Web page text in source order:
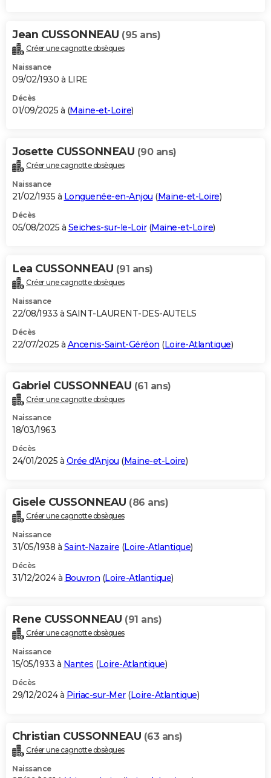
Jean CUSSONNEAU (95 ans)
Créer une cagnotte obsèques
Naissance
09/02/1930 à LIRE
Décès
01/09/2025 à (Maine-et-Loire)
Josette CUSSONNEAU (90 ans)
Créer une cagnotte obsèques
Naissance
21/02/1935 à Longuenée-en-Anjou (Maine-et-Loire)
Décès
05/08/2025 à Seiches-sur-le-Loir(Maine-et-Loire)
Lea CUSSONNEAU (91 ans)
Créer une cagnotte obsèques
Naissance
22/08/1933 à SAINT-LAURENT-DES-AUTELS
Décès
22/07/2025 à Ancenis-Saint-Géréon (Loire-Atlantique)
Gabriel CUSSONNEAU (61 ans)
Créer une cagnotte obsèques
Naissance
18/03/1963
Décès
24/01/2025 à Orée d'Anjou (Maine-et-Loire)
Gisele CUSSONNEAU (86 ans)
Créer une cagnotte obsèques
Naissance
31/05/1938 à Saint-Nazaire (Loire-Atlantique)
Décès
31/12/2024 à Bouvron (Loire-Atlantique)
Rene CUSSONNEAU (91 ans)
Créer une cagnotte obsèques
Naissance
15/05/1933 à Nantes (Loire-Atlantique)
Décès
29/12/2024 à Piriac-sur-Mer(Loire-Atlantique)
Christian CUSSONNEAU (63 ans)
Créer une cagnotte obsèques
Naissance